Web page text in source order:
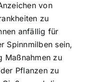
von
zu
anfällig für
Spinnmilben sein,
Maßnahmen zu
Pflanzen zu